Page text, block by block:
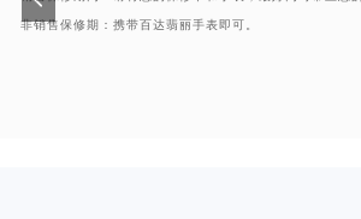
非销售保修期：携带百达翡丽手表即可。